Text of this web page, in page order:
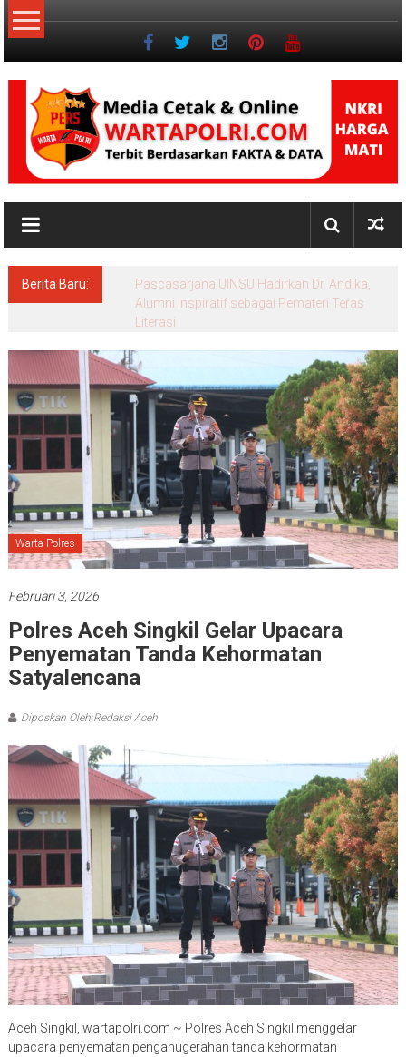
Lompat
ke
NKRI
Jurnalisme
Berita Baru:
Pascasarjana UINSU Hadirkan Dr. Andika,
Alumni Inspiratif sebagai Pemateri Teras
Literasi
Warta Polres
Februari 3, 2026
Polres Aceh Singkil Gelar Upacara
Penyematan Tanda Kehormatan
Satyalencana
Diposkan Oleh:Redaksi Aceh
Aceh Singkil, wartapolri.com ~ Polres Aceh Singkil menggelar
upacara penyematan penganugerahan tanda kehormatan